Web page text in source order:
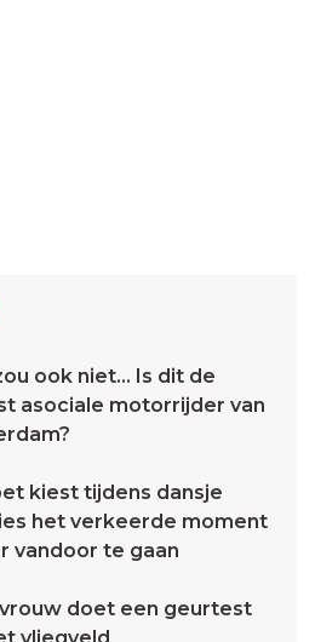
ook niet... Is dit de
asociale motorrijder van
kiest tijdens dansje
het verkeerde moment
vandoor te gaan
vrouw doet een geurtest